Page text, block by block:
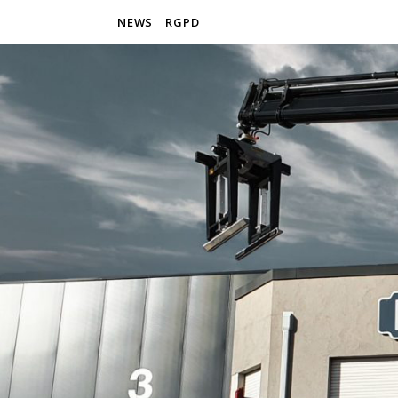
NEWS RGPD